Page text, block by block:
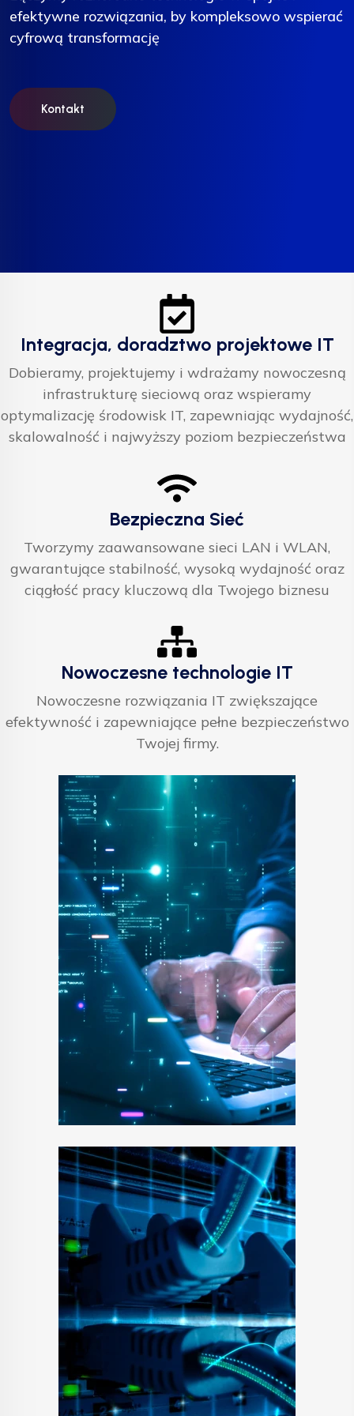
efektywne rozwiązania, by kompleksowo wspierać
cyfrową transformację
Kontakt
efektywne rozwiązania, by kompleksowo wspierać
cyfrową transformację
Kontakt
efektywne rozwiązania, by kompleksowo wspierać
cyfrową transformację
Kontakt
Integracja, doradztwo projektowe IT
Dobieramy, projektujemy i wdrażamy nowoczesną
infrastrukturę sieciową oraz wspieramy
optymalizację środowisk IT, zapewniając wydajność,
skalowalność i najwyższy poziom bezpieczeństwa
Bezpieczna Sieć
Tworzymy zaawansowane sieci LAN i WLAN,
gwarantujące stabilność, wysoką wydajność oraz
ciągłość pracy kluczową dla Twojego biznesu
Nowoczesne technologie IT
Nowoczesne rozwiązania IT zwiększające
efektywność i zapewniające pełne bezpieczeństwo
Twojej firmy.